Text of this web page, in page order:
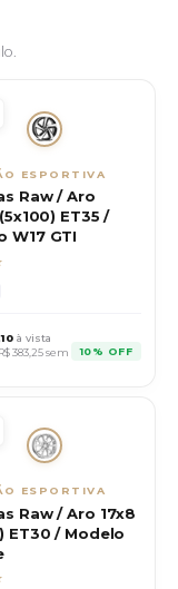
ESPORTIVA
Raw / Aro
ET35 /
W17 GTI
à vista
383,25sem
10% OFF
ESPORTIVA
Raw / Aro 17x8
ET30 / Modelo